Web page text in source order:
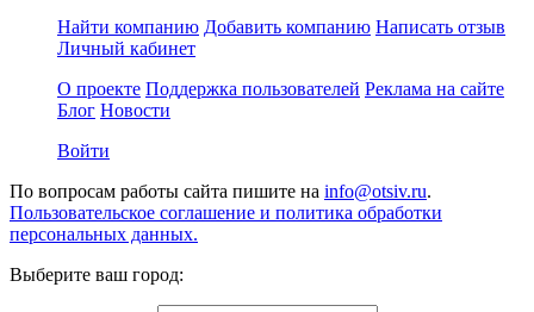
Найти компанию Добавить компанию Написать отзыв
Личный кабинет
О проекте Поддержка пользователей Реклама на сайте
Блог Новости
Войти
По вопросам работы сайта пишите на info@otsiv.ru.
Пользовательское соглашение и политика обработки
персональных данных.
Выберите ваш город: